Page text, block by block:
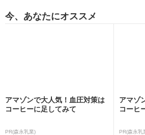
今、あなたにオススメ
アマゾンで大人気！血圧対策は
コーヒーに足してみて
PR(森永乳業)
アマゾ
コーヒ
PR(森永乳